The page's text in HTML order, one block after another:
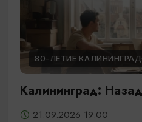
80-ЛЕТИЕ
Калининград:
21.09.2026 19:00